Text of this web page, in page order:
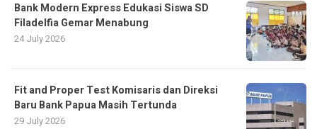
Bank Modern Express Edukasi Siswa SD
Filadelfia Gemar Menabung
24 July 2026
Fit and Proper Test Komisaris dan Direksi
Baru Bank Papua Masih Tertunda
29 July 2026